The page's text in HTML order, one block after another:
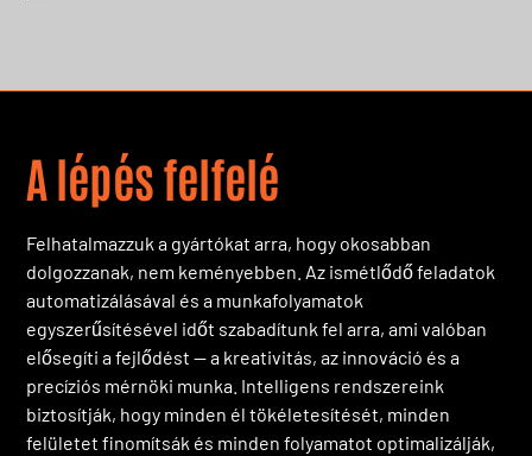
A lépés felfelé
Felhatalmazzuk a gyártókat arra, hogy okosabban
dolgozzanak, nem keményebben. Az ismétlődő feladatok
automatizálásával és a munkafolyamatok
egyszerűsítésével időt szabadítunk fel arra, ami valóban
elősegíti a fejlődést — a kreativitás, az innováció és a
precíziós mérnöki munka. Intelligens rendszereink
biztosítják, hogy minden él tökéletesítését, minden
felületet finomítsák és minden folyamatot optimalizálják,